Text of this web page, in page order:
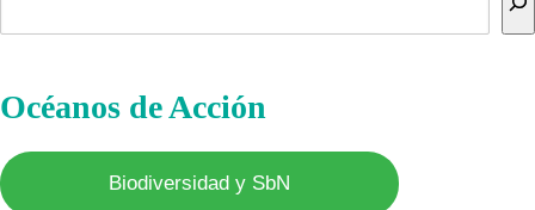
Océanos de Acción
Biodiversidad y SbN